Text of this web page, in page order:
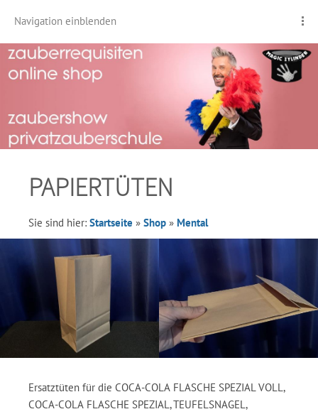
Navigation einblenden
PAPIERTÜTEN
Sie sind hier: Startseite » Shop » Mental
Ersatztüten für die COCA-COLA FLASCHE SPEZIAL VOLL,
COCA-COLA FLASCHE SPEZIAL, TEUFELSNAGEL,